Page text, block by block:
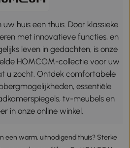
huis een thuis. Door klassieke
met innovatieve functies, en
leven in gedachten, is onze
HOMCOM-collectie voor uw
u zocht. Ontdek comfortabele
essentiële
tv-meubels en
in onze online winkel.
een warm, uitnodigend thuis? Sterke